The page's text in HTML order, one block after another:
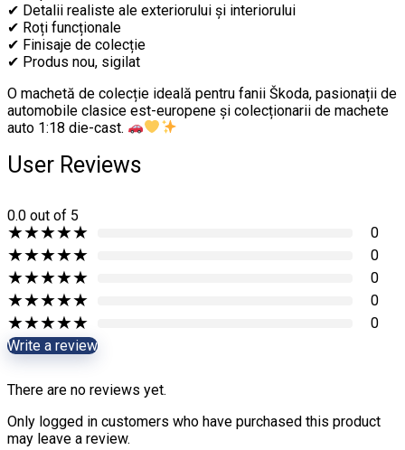
✔ Detalii realiste ale exteriorului și interiorului
✔ Roți funcționale
✔ Finisaje de colecție
✔ Produs nou, sigilat
O machetă de colecție ideală pentru fanii Škoda, pasionații de
automobile clasice est-europene și colecționarii de machete
auto 1:18 die-cast.
User Reviews
0.0 out of 5
★★★★★ 0
★★★★★ 0
★★★★★ 0
★★★★★ 0
★★★★★
0
Write a review
There are no reviews yet.
Only logged in customers who have purchased this product
may leave a review.